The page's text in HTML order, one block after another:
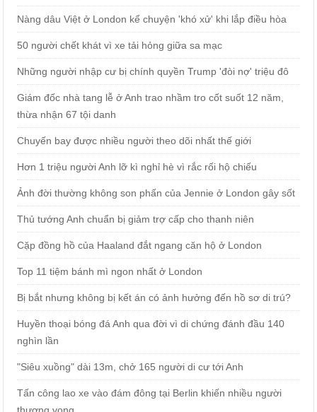
Nàng dâu Việt ở London kể chuyện 'khó xử' khi lắp điều hòa
50 người chết khát vì xe tải hỏng giữa sa mạc
Những người nhập cư bị chính quyền Trump 'đòi nợ' triệu đô
Giám đốc nhà tang lễ ở Anh trao nhầm tro cốt suốt 12 năm,
thừa nhận 67 tội danh
Chuyến bay được nhiều người theo dõi nhất thế giới
Hơn 1 triệu người Anh lỡ kì nghỉ hè vì rắc rối hộ chiếu
Ảnh đời thường không son phấn của Jennie ở London gây sốt
Thủ tướng Anh chuẩn bị giảm trợ cấp cho thanh niên
Cặp đồng hồ của Haaland đắt ngang căn hộ ở London
Top 11 tiệm bánh mì ngon nhất ở London
Bị bắt nhưng không bị kết án có ảnh hưởng đến hồ sơ di trú?
Huyền thoại bóng đá Anh qua đời vì di chứng đánh đầu 140
nghìn lần
"Siêu xuồng" dài 13m, chở 165 người di cư tới Anh
Tấn công lao xe vào đám đông tại Berlin khiến nhiều người
thương vong